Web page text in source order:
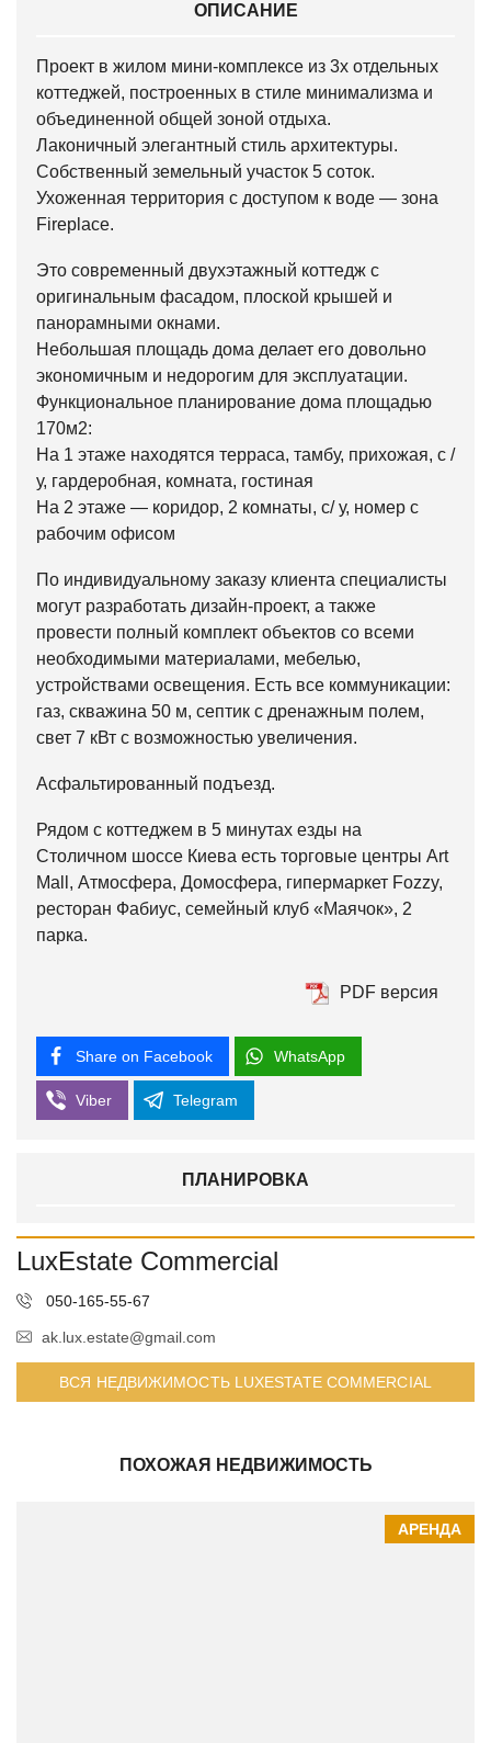
ОПИСАНИЕ
Проект в жилом мини-комплексе из 3х отдельных
коттеджей, построенных в стиле минимализма и
объединенной общей зоной отдыха.
Лаконичный элегантный стиль архитектуры.
Собственный земельный участок 5 соток.
Ухоженная территория с доступом к воде — зона
Fireplace.
Это современный двухэтажный коттедж с
оригинальным фасадом, плоской крышей и
панорамными окнами.
Небольшая площадь дома делает его довольно
экономичным и недорогим для эксплуатации.
Функциональное планирование дома площадью
170м2:
На 1 этаже находятся терраса, тамбу, прихожая, с /
у, гардеробная, комната, гостиная
На 2 этаже — коридор, 2 комнаты, с/ у, номер с
рабочим офисом
По индивидуальному заказу клиента специалисты
могут разработать дизайн-проект, а также
провести полный комплект объектов со всеми
необходимыми материалами, мебелью,
устройствами освещения. Есть все коммуникации:
газ, скважина 50 м, септик с дренажным полем,
свет 7 кВт с возможностью увеличения.
Асфальтированный подъезд.
Рядом с коттеджем в 5 минутах езды на
Столичном шоссе Киева есть торговые центры Art
Mall, Атмосфера, Домосфера, гипермаркет Fozzy,
ресторан Фабиус, семейный клуб «Маячок», 2
парка.
PDF версия
Share on Facebook WhatsApp
Viber Telegram
ПЛАНИРОВКА
LuxEstate Commercial
050-165-55-67
ak.lux.estate@gmail.com
ВСЯ НЕДВИЖИМОСТЬ LUXESTATE COMMERCIAL
ПОХОЖАЯ НЕДВИЖИМОСТЬ
АРЕНДА